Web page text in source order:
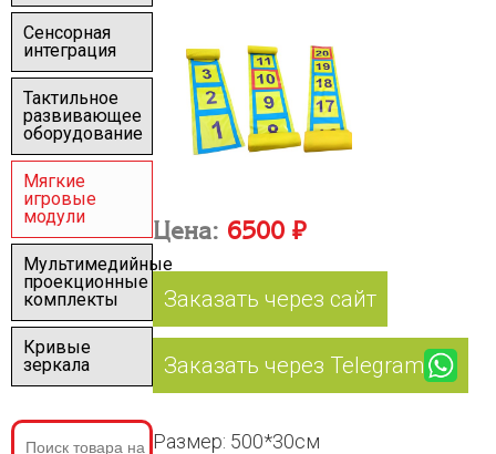
Сенсорная
интеграция
Тактильное
развивающее
оборудование
Мягкие
игровые
модули
Мультимедийные
проекционные
комплекты
Кривые
зеркала
Цена: 6500 ₽
Заказать через сайт
Заказать через Telegram
Размер: 500*30см